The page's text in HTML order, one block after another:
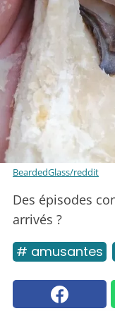
BeardedGlass/reddit
Des épisodes
arrivés ?
# amusantes